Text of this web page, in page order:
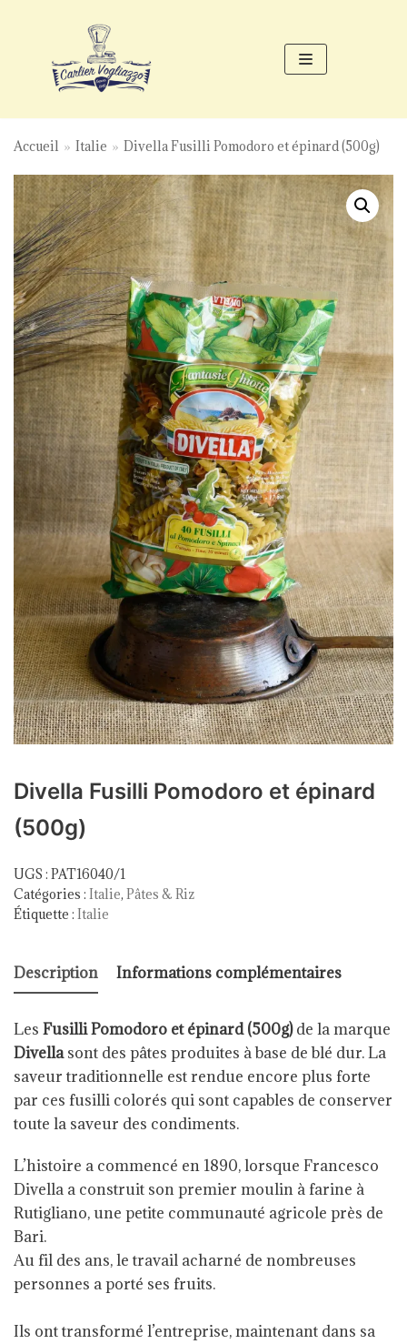
contenu
Accueil » Italie » Divella Fusilli Pomodoro et épinard (500g)
Divella Fusilli Pomodoro et épinard
(500g)
UGS : PAT16040/1
Catégories : Italie, Pâtes & Riz
Étiquette : Italie
Description Informations complémentaires
Les Fusilli Pomodoro et épinard (500g)de la marque
Divellasont des pâtes produites à base de blé dur. La
saveur traditionnelle est rendue encore plus forte
par ces fusilli colorés qui sont capables de conserver
toute la saveur des condiments.
L’histoire a commencé en 1890, lorsque Francesco
Divella a construit son premier moulin à farine à
Rutigliano, une petite communauté agricole près de
Bari.
Au fil des ans, le travail acharné de nombreuses
personnes a porté ses fruits.
Ils ont transformé l’entreprise, maintenant dans sa